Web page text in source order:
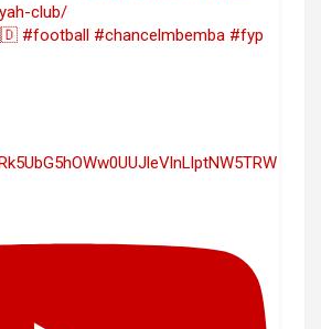
club/
#football #chancelmbemba #fyp